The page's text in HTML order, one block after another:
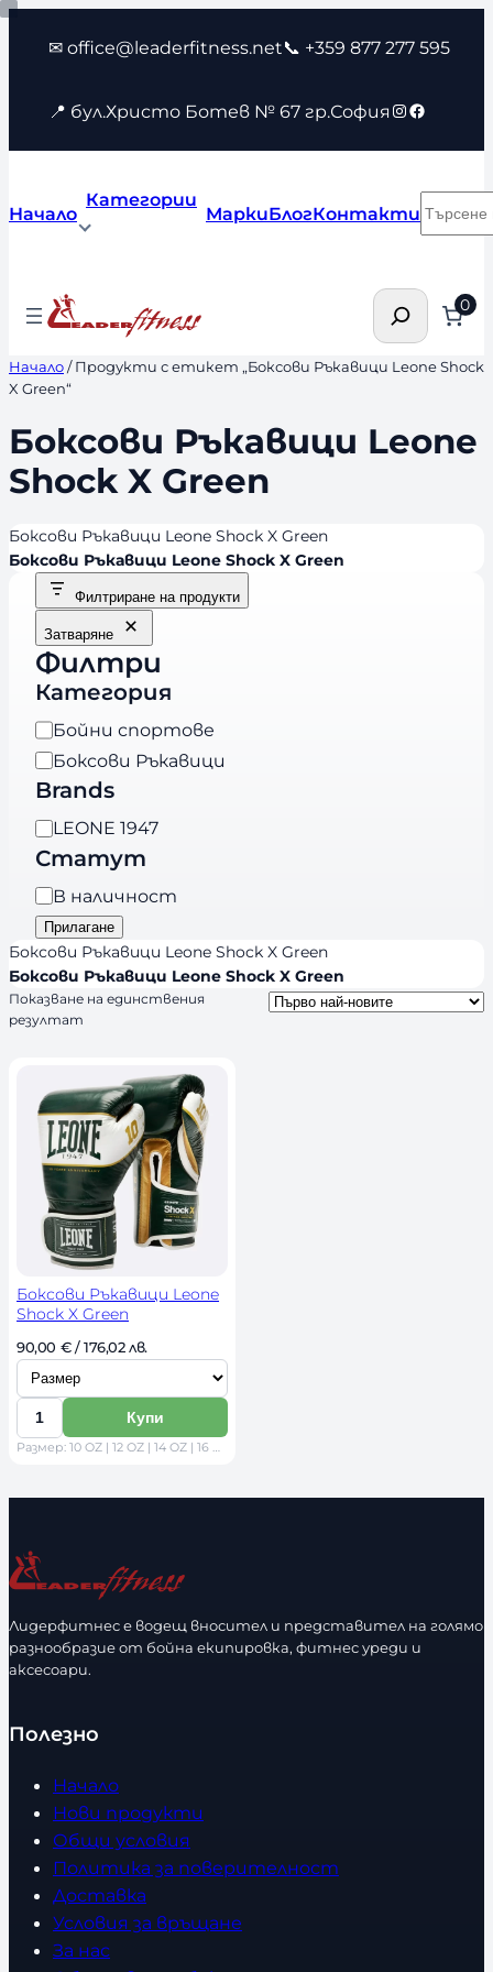
Към
съдържанието
✉ office@leaderfitness.net📞 +359 877 277 595
📍 бул.Христо Ботев № 67 гр.София Instagram
Facebook
Начало
Категории
МаркиБлогКонтакти
Търсене 0
Начало/ Продукти с етикет „Боксови Ръкавици Leone Shock
X Green“
Боксови Ръкавици Leone
Shock X Green
Боксови Ръкавици Leone Shock X Green
Боксови Ръкавици Leone Shock X Green
Филтриране на продукти
Затваряне
Филтри
Категория
К
а
т
г
о
р
и
я
Бойни спортове
Боксови Ръкавици
Brands
B
r
a
n
d
s
LEONE 1947
Статут
Н
а
л
и
ч
н
т
В наличност
Прилагане
Боксови Ръкавици Leone Shock X Green
Боксови Ръкавици Leone Shock X Green
Показване на единствения
резултат
Боксови Ръкавици Leone
Shock X Green
90,00 € / 176,02 лв.
И
б
е
р
з
м
е
р
К
о
е
с
т
в
о
Купи
Лидерфитнес е водещ вносител и представител на голямо
разнообразие от бойна екипировка, фитнес уреди и
аксесоари.
Полезно
Начало
Нови продукти
Общи условия
Политика за поверителност
Доставка
Условия за връщане
За нас